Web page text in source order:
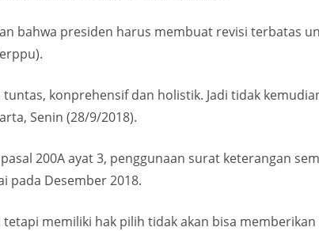
bahwa presiden harus membuat revisi terbatas
konprehensif dan holistik. Jadi tidak
Senin (28/9/2018).
200A ayat 3, penggunaan surat keterangan
pada Desember 2018.
memiliki hak pilih tidak akan bisa memberikan